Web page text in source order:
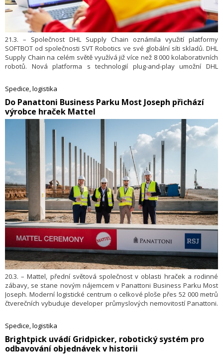
21.3. – Společnost DHL Supply Chain oznámila využití platformy
SOFTBOT od společnosti SVT Robotics ve své globální síti skladů. DHL
Supply Chain na celém světě využívá již více než 8 000 kolaborativních
robotů. Nová platforma s technologií plug-and-play umožní DHL
řešení s individuali­zovaným softwarem. Logistický gigant si tím
připravuje půdu pro urychlení realizace dalších automatizačních
projektů.
Spedice, logistika
​Do Panattoni Business Parku Most Joseph přichází
výrobce hraček Mattel
20.3. – Mattel, přední světová společnost v oblasti hraček a rodinné
zábavy, se stane novým nájemcem v Panattoni Business Parku Most
Joseph. Moderní logistické centrum o celkové ploše přes 52 000 metrů
čtverečních vybuduje developer průmyslových nemovitostí Panattoni.
nové haly byly vztyčeny v březnu 2026, dokončené prostory by měl
začít Mattel využívat v únoru 2027.
Spedice, logistika
​Brightpick uvádí Gridpicker, robotický systém pro
odbavování objednávek v historii